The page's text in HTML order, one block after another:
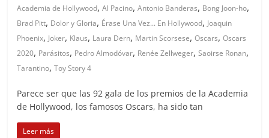
Academia de Hollywood,Al Pacino,Antonio Banderas, Bong Joon-ho,
Brad Pitt, Dolor y Gloria, Érase Una Vez... En Hollywood, Joaquin
Phoenix, Joker, Klaus, Laura Dern, Martin Scorsese,Oscars,Oscars
2020, Parásitos, Pedro Almodóvar, Renée Zellweger,Saoirse Ronan,
Tarantino,Toy Story 4
Parece ser que las 92 gala de los premios de la Academia
de Hollywood, los famosos Oscars, ha sido tan
Leer más